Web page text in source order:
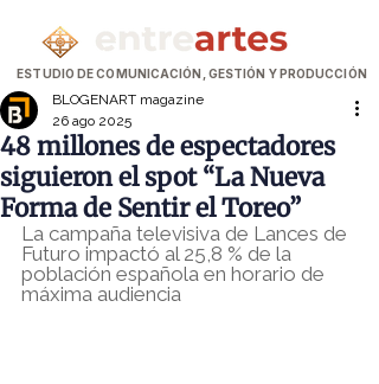
ESTUDIO DE COMUNICACIÓN, GESTIÓN Y PRODUCCIÓN
48 millones de espectadores
siguieron el spot “La Nueva
Forma de Sentir el Toreo”
BLOGENART magazine
26 ago 2025
La campaña televisiva de Lances de
Futuro impactó al 25,8 % de la
población española en horario de
máxima audiencia